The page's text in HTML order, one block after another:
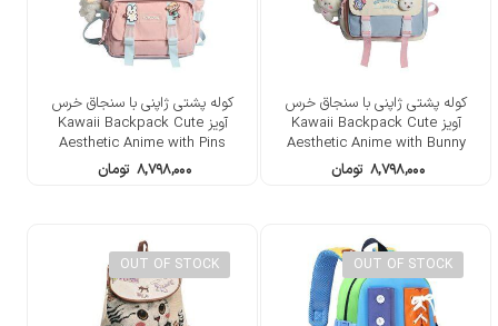
کوله پشتی ژاپنی با سنجاق خرس
آویز Kawaii Backpack Cute
Aesthetic Anime with Bunny
Pins Bear
۸,۷۹۸,۰۰۰ تومان
کوله پشتی ژاپنی با سنجاق خرس
آویز Kawaii Backpack Cute
Aesthetic Anime with Pins
Bear
۸,۷۹۸,۰۰۰ تومان
OUT OF STOCK
OUT OF STOCK